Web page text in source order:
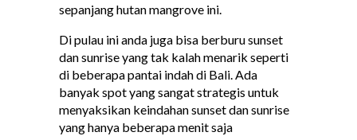
sepanjang hutan mangrove ini.
Di pulau ini anda juga bisa berburu sunset
dan sunrise yang tak kalah menarik seperti
di beberapa pantai indah di Bali. Ada
banyak spot yang sangat strategis untuk
menyaksikan keindahan sunset dan sunrise
yang hanya beberapa menit saja